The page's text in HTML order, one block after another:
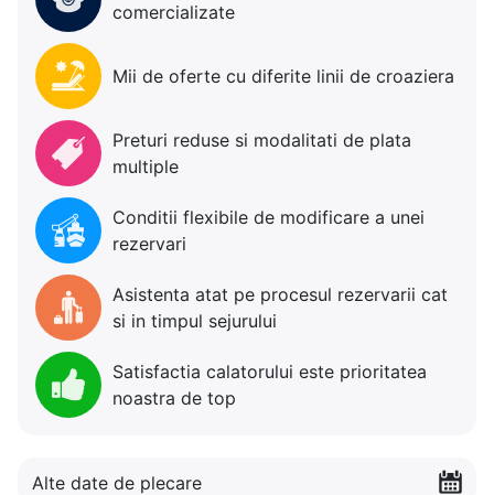
comercializate
Mii de oferte cu diferite linii de croaziera
Preturi reduse si modalitati de plata
multiple
Conditii flexibile de modificare a unei
rezervari
Asistenta atat pe procesul rezervarii cat
si in timpul sejurului
Satisfactia calatorului este prioritatea
noastra de top
Alte date de plecare